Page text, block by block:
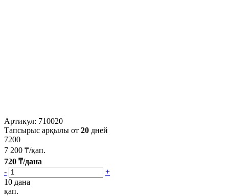
Артикул: 710020
Тапсырыс арқылы от 20 дней
7200
7 200 ₸/қап.
720 ₸/дана
-
+
10 дана
қап.